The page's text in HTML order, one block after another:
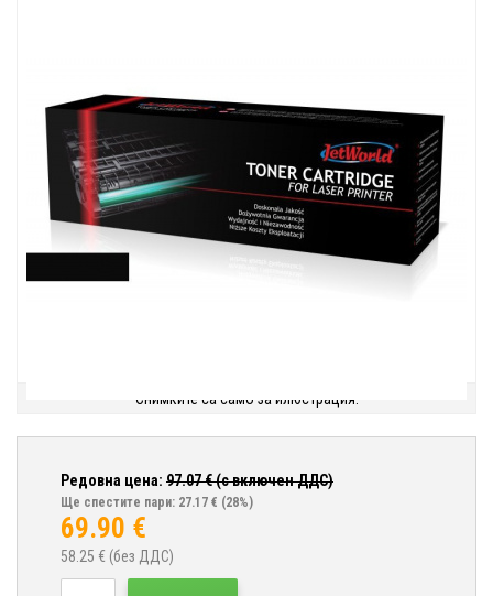
Снимките са само за илюстрация.
Редовна цена: 97.07€ (с включен ДДС)
Ще спестите пари: 27.17 € (28%)
69.90 €
58.25 € (без ДДС)